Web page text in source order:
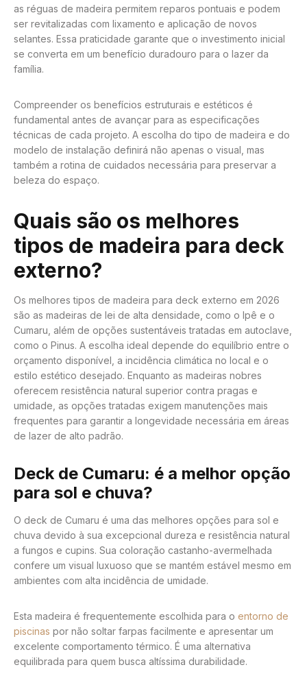
as réguas de madeira permitem reparos pontuais e podem
ser revitalizadas com lixamento e aplicação de novos
selantes. Essa praticidade garante que o investimento inicial
se converta em um benefício duradouro para o lazer da
família.
Compreender os benefícios estruturais e estéticos é
fundamental antes de avançar para as especificações
técnicas de cada projeto. A escolha do tipo de madeira e do
modelo de instalação definirá não apenas o visual, mas
também a rotina de cuidados necessária para preservar a
beleza do espaço.
Quais são os melhores
tipos de madeira para deck
externo?
Os melhores tipos de madeira para deck externo em 2026
são as madeiras de lei de alta densidade, como o Ipê e o
Cumaru, além de opções sustentáveis tratadas em autoclave,
como o Pinus. A escolha ideal depende do equilíbrio entre o
orçamento disponível, a incidência climática no local e o
estilo estético desejado. Enquanto as madeiras nobres
oferecem resistência natural superior contra pragas e
umidade, as opções tratadas exigem manutenções mais
frequentes para garantir a longevidade necessária em áreas
de lazer de alto padrão.
Deck de Cumaru: é a melhor opção
para sol e chuva?
O deck de Cumaru é uma das melhores opções para sol e
chuva devido à sua excepcional dureza e resistência natural
a fungos e cupins. Sua coloração castanho-avermelhada
confere um visual luxuoso que se mantém estável mesmo em
ambientes com alta incidência de umidade.
Esta madeira é frequentemente escolhida para o entorno de
piscinas por não soltar farpas facilmente e apresentar um
excelente comportamento térmico. É uma alternativa
equilibrada para quem busca altíssima durabilidade.